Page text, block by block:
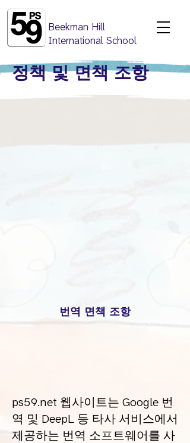
Beekman Hill
International School
정책 및 면책 조항
번역 면책 조항
ps59.net 웹사이트는 Google 번
역 및 DeepL 등 타사 서비스에서
제공하는 번역 소프트웨어를 사